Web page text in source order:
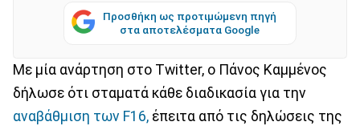
Προσθήκη ως προτιμώμενη πηγή
στα αποτελέσματα Google
Με μία ανάρτηση στο Twitter, ο Πάνος Καμμένος
δήλωσε ότι σταματά κάθε διαδικασία για την
αναβάθμιση των F16, έπειτα από τις δηλώσεις της